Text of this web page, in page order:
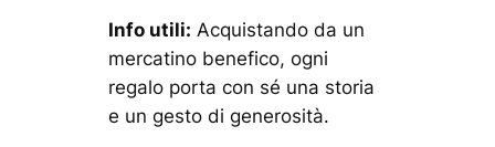
Info utili: Acquistando da un
mercatino benefico, ogni
regalo porta con sé una storia
e un gesto di generosità.